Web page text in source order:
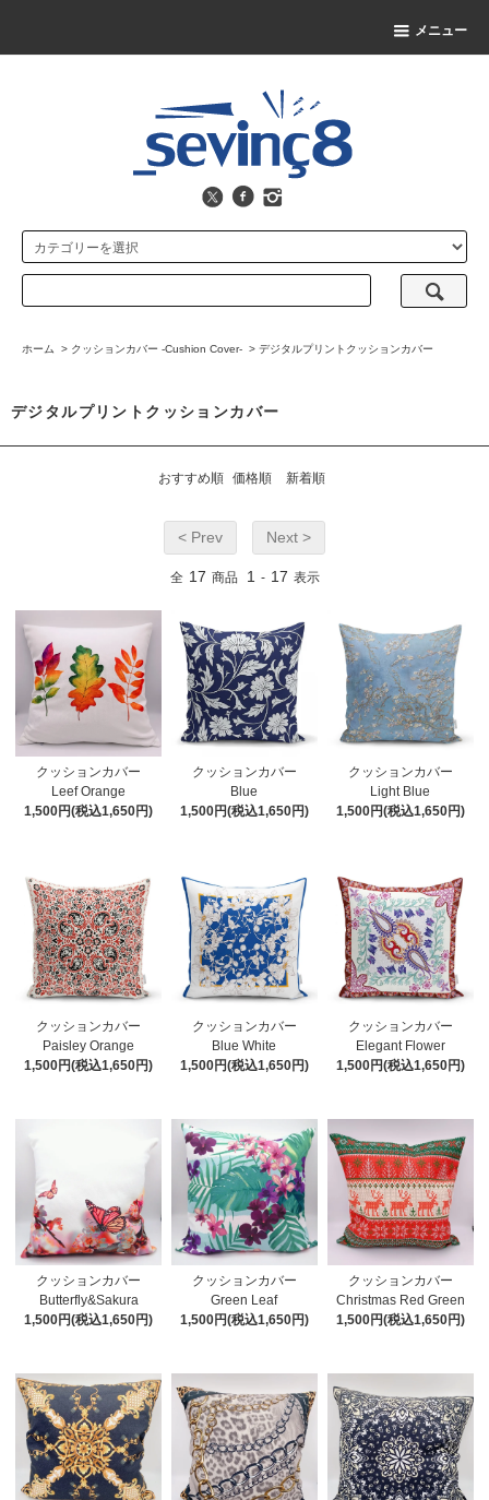
メニュー
ホーム > クッションカバー -Cushion Cover- > デジタルプリントクッションカバー
デジタルプリントクッションカバー
おすすめ順 価格順 新着順
< Prev Next >
全 17 商品 1 - 17 表示
クッションカバー
Leef Orange
1,500円(税込1,650円)
クッションカバー
Blue
1,500円(税込1,650円)
クッションカバー
Light Blue
1,500円(税込1,650円)
クッションカバー
Paisley Orange
1,500円(税込1,650円)
クッションカバー
Blue White
1,500円(税込1,650円)
クッションカバー
Elegant Flower
1,500円(税込1,650円)
クッションカバー
Butterfly&Sakura
1,500円(税込1,650円)
クッションカバー
Green Leaf
1,500円(税込1,650円)
クッションカバー
Christmas Red Green
1,500円(税込1,650円)